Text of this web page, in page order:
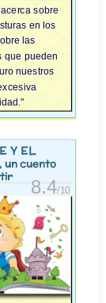
sobre
en los
las
que pueden
nuestros
Y EL
, un cuento
8.4/10